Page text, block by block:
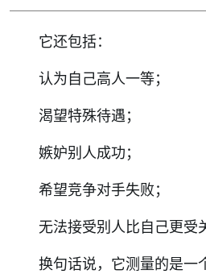
它还包括：
认为自己高人一等；
渴望特殊待遇；
嫉妒别人成功；
希望竞争对手失败；
无法接受别人比自己更受
换句话说，它测量的是一